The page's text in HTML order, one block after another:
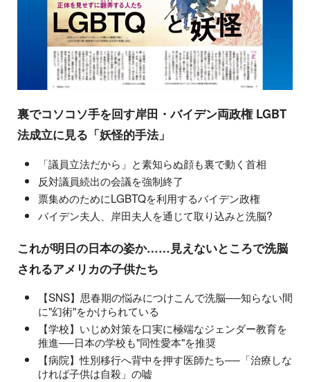
裏でコソコソ手を回す岸田・バイデン両政権 LGBT
法成立に見る「妖怪的手法」
「議員立法だから」と素知らぬ顔も裏で動く首相
反対議員続出の会議を強制終了
票集めのためにLGBTQを利用するバイデン政権
バイデン夫人、岸田夫人を通じて取り込みと洗脳?
これが明日の日本の姿か……見えないところで洗脳
されるアメリカの子供たち
【SNS】思春期の悩みにつけこんで洗脳──知らない間
に"幻術"をかけられている
【学校】いじめ対策を口実に極端なジェンダー教育を
推進──日本の学校も"同性愛本"を推奨
【病院】性別移行へ背中を押す医師たち──「治療しな
ければ子供は自殺」の嘘